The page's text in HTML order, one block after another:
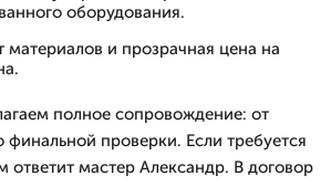
оборудования.
материалов и прозрачная цена на
полное сопровождение: от
финальной проверки. Если требуется
ответит мастер Александр. В договор